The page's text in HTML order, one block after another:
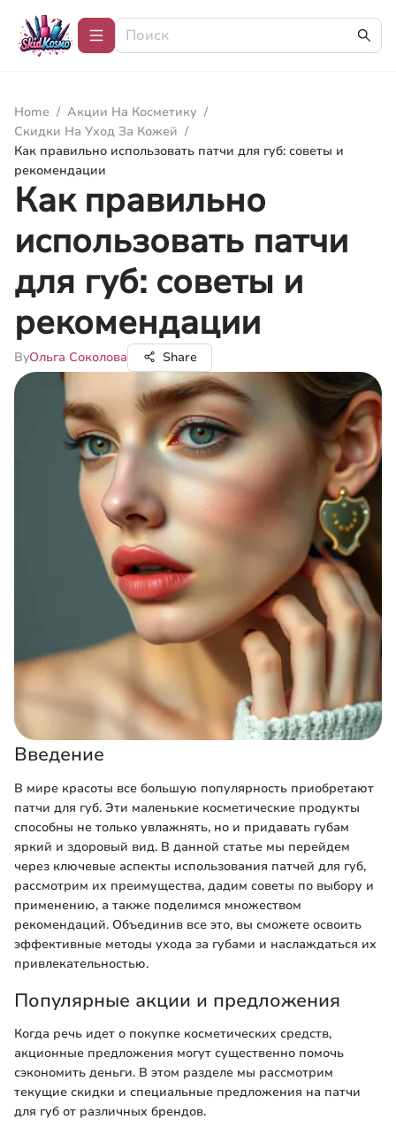
Home / Акции На Косметику /
Скидки На Уход За Кожей /
Как правильно использовать патчи для губ: советы и
рекомендации
Как правильно
использовать патчи
для губ: советы и
рекомендации
ByОльга Соколова Share
Введение
В мире красоты все большую популярность приобретают
патчи для губ. Эти маленькие косметические продукты
способны не только увлажнять, но и придавать губам
яркий и здоровый вид. В данной статье мы перейдем
через ключевые аспекты использования патчей для губ,
рассмотрим их преимущества, дадим советы по выбору и
применению, а также поделимся множеством
рекомендаций. Объединив все это, вы сможете освоить
эффективные методы ухода за губами и наслаждаться их
привлекательностью.
Популярные акции и предложения
Когда речь идет о покупке косметических средств,
акционные предложения могут существенно помочь
сэкономить деньги. В этом разделе мы рассмотрим
текущие скидки и специальные предложения на патчи
для губ от различных брендов.